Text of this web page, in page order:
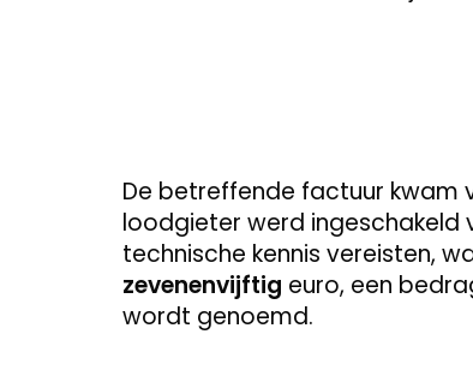
De betreffende factuur kwam
loodgieter werd ingeschakeld
technische kennis vereisten,
zevenenvijftig euro, een
wordt genoemd.